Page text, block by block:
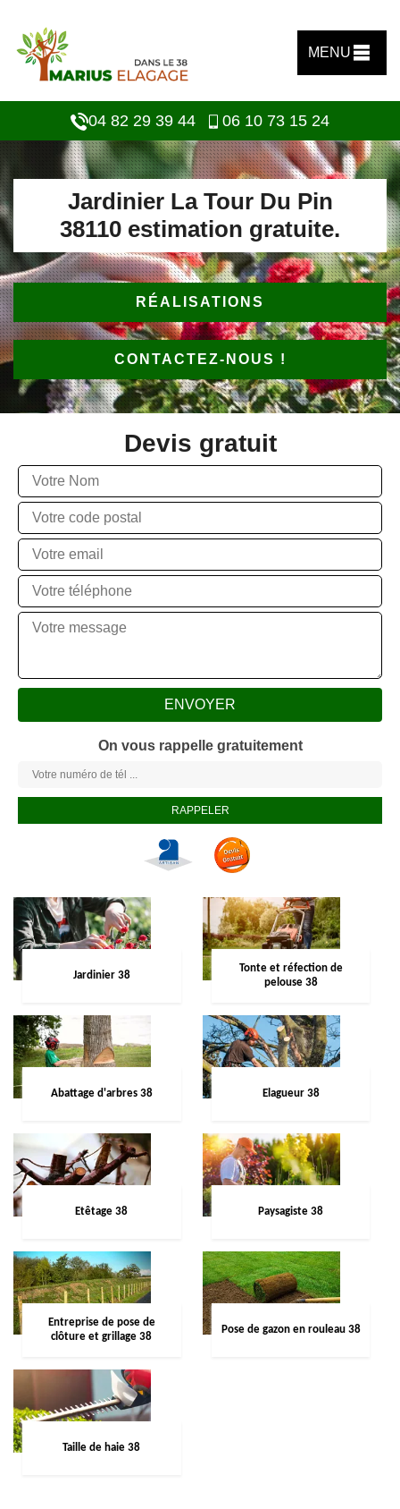
MENU
04 82 29 39 44 06 10 73 15 24
Jardinier La Tour Du Pin
38110 estimation gratuite.
RÉALISATIONS
CONTACTEZ-NOUS !
Devis gratuit
On vous rappelle gratuitement
Jardinier 38
Tonte et réfection de
pelouse 38
Abattage d'arbres 38 Elagueur 38
Etêtage 38 Paysagiste 38
Entreprise de pose de
clôture et grillage 38
Pose de gazon en rouleau 38
Taille de haie 38